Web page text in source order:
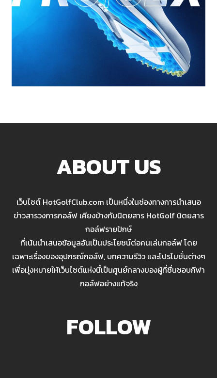
ABOUT US
เว็บไซต์ HotGolfClub.com เป็นหนึ่งในช่องทางการนำเสนอ
ข่าวสารวงการกอล์ฟ เคียงข้างกับนิตยสาร HotGolf นิตยสาร
กอล์ฟรายปักษ์
ที่เน้นนำเสนอข้อมูลอันเป็นประโยชน์ต่อคนเล่นกอล์ฟ โดย
เฉพาะเรื่องของอุปกรณ์กอล์ฟ, บทความรีวิว และโปรโมชั่นต่างๆ
เพื่อมุ่งหมายให้เว็บไซต์แห่งนี้เป็นศูนย์กลางของผู้ที่ชื่นชอบกีฬา
กอล์ฟอย่างแท้จริง
FOLLOW